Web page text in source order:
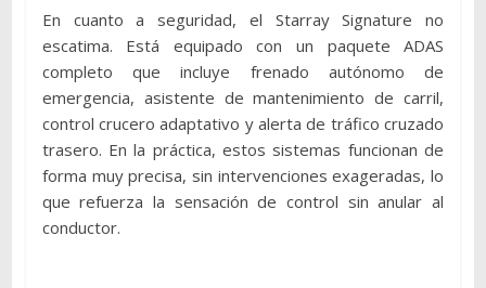
En cuanto a seguridad, el Starray Signature no
escatima. Está equipado con un paquete ADAS
completo que incluye frenado autónomo de
emergencia, asistente de mantenimiento de carril,
control crucero adaptativo y alerta de tráfico cruzado
trasero. En la práctica, estos sistemas funcionan de
forma muy precisa, sin intervenciones exageradas, lo
que refuerza la sensación de control sin anular al
conductor.